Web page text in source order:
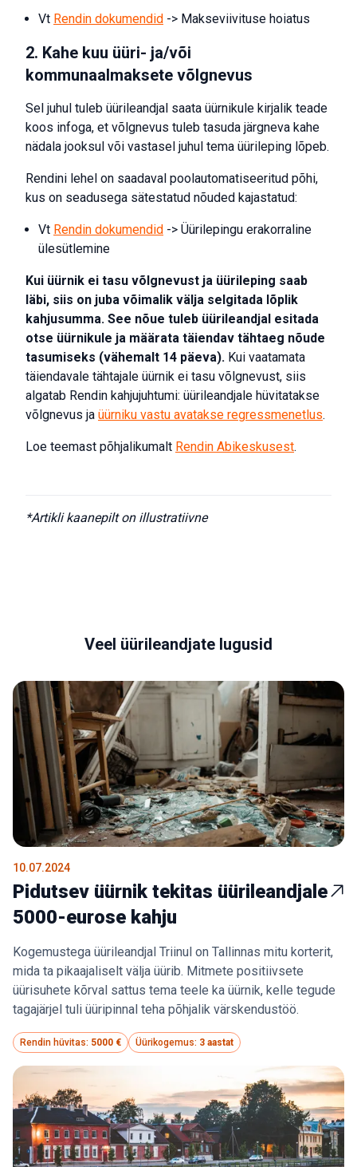
Vt Rendin dokumendid -> Makseviivituse hoiatus
2. Kahe kuu üüri- ja/või
kommunaalmaksete võlgnevus
Sel juhul tuleb üürileandjal saata üürnikule kirjalik teade
koos infoga, et võlgnevus tuleb tasuda järgneva kahe
nädala jooksul või vastasel juhul tema üürileping lõpeb.
Rendini lehel on saadaval poolautomatiseeritud põhi,
kus on seadusega sätestatud nõuded kajastatud:
Vt Rendin dokumendid -> Üürilepingu erakorraline
ülesütlemine
Kui üürnik ei tasu võlgnevust ja üürileping saab
läbi, siis on juba võimalik välja selgitada lõplik
kahjusumma. See nõue tuleb üürileandjal esitada
otse üürnikule ja määrata täiendav tähtaeg nõude
tasumiseks (vähemalt 14 päeva). Kui vaatamata
täiendavale tähtajale üürnik ei tasu võlgnevust, siis
algatab Rendin kahjujuhtumi: üürileandjale hüvitatakse
võlgnevus ja üürniku vastu avatakse regressmenetlus.
Loe teemast põhjalikumalt Rendin Abikeskusest.
*Artikli kaanepilt on illustratiivne
Veel üürileandjate lugusid
10.07.2024
Pidutsev üürnik tekitas üürileandjale
5000-eurose kahju
Kogemustega üürileandjal Triinul on Tallinnas mitu korterit,
mida ta pikaajaliselt välja üürib. Mitmete positiivsete
üürisuhete kõrval sattus tema teele ka üürnik, kelle tegude
tagajärjel tuli üüripinnal teha põhjalik värskendustöö.
Rendin hüvitas: 5000 € Üürikogemus: 3 aastat